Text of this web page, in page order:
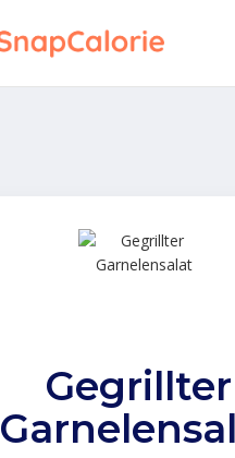
Gegrillter